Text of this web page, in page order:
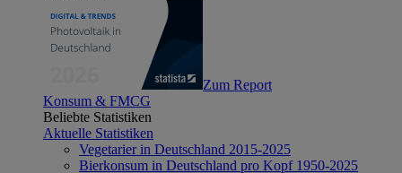
Zum Report
Konsum & FMCG
Beliebte Statistiken
Aktuelle Statistiken
Vegetarier in Deutschland 2015-2025
Bierkonsum in Deutschland pro Kopf 1950-2025